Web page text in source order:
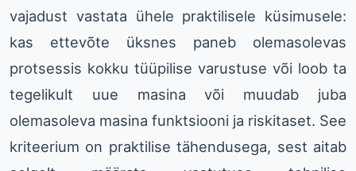
vajadust vastata ühele praktilisele küsimusele:
kas ettevõte üksnes paneb olemasolevas
protsessis kokku tüüpilise varustuse või loob ta
tegelikult uue masina või muudab juba
olemasoleva masina funktsiooni ja riskitaset. See
kriteerium on praktilise tähendusega, sest aitab